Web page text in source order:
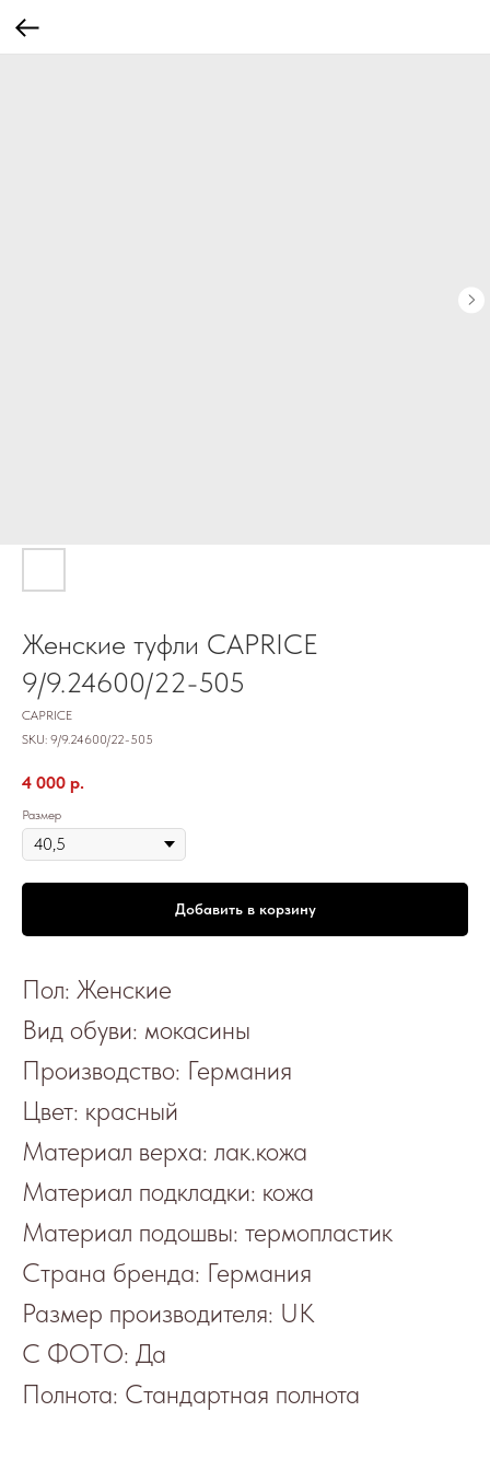
Женские туфли CAPRICE
9/9.24600/22-505
CAPRICE
SKU: 9/9.24600/22-505
4 000 р.
Размер
Добавить в корзину
Пол: Женские
Вид обуви: мокасины
Производство: Германия
Цвет: красный
Материал верха: лак.кожа
Материал подкладки: кожа
Материал подошвы: термопластик
Страна бренда: Германия
Размер производителя: UK
С ФОТО: Да
Полнота: Стандартная полнота